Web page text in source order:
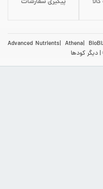
پیگیری سفارشات
Advanced Nutrients Athena
دیگر کودها